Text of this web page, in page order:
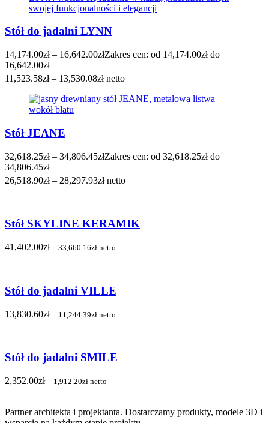
Stół do jadalni LYNN
14,174.00zł – 16,642.00złZakres cen: od 14,174.00zł do
16,642.00zł
11,523.58zł– 13,530.08złnetto
Stół JEANE
32,618.25zł – 34,806.45złZakres cen: od 32,618.25zł do
34,806.45zł
26,518.90zł– 28,297.93złnetto
Stół SKYLINE KERAMIK
41,402.00zł 33,660.16zł netto
Stół do jadalni VILLE
13,830.60zł 11,244.39zł netto
Stół do jadalni SMILE
2,352.00zł 1,912.20zł netto
Partner architekta i projektanta. Dostarczamy produkty, modele 3D i